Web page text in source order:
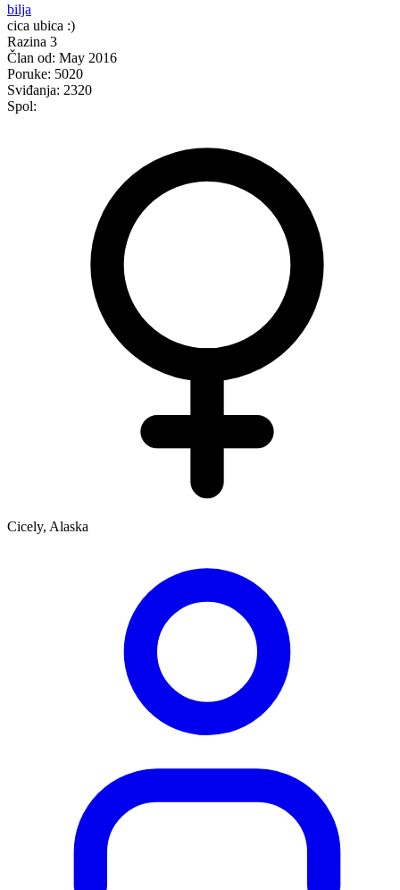
bilja
cica ubica :)
Razina 3
Član od: May 2016
Poruke: 5020
Sviđanja: 2320
Spol:
Cicely, Alaska